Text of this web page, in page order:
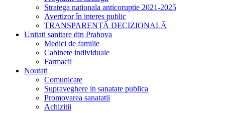
Stratega nationala anticoruptie 2021-2025
Avertizor în interes public
TRANSPARENȚĂ DECIZIONALĂ
Unitati sanitare din Prahova
Medici de familie
Cabinete individuale
Farmacii
Noutati
Comunicate
Supraveghere in sanatate publica
Promovarea sanatatii
Achizitii